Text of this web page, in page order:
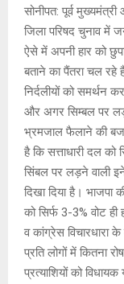
सोनीपत: पूर्व
जिला परिषद चुनाव में
ऐसे में अपनी हार को
बताने का पैंतरा चल रहे
निर्दलीयों को समर्थन
और अगर सिम्बल पर लड़
भ्रमजाल फैलाने की
है कि सत्ताधारी दल को
सिंबल पर लड़ने वाली
दिखा दिया है।
को सिर्फ 3-3% वोट
व कांग्रेस विचारधारा
प्रति लोगों में कितना
प्रत्याशियों को विधायक